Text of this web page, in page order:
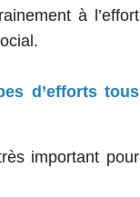
à l’effort
d’efforts tous
important pour